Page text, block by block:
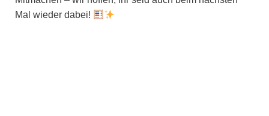
Mal wieder dabei!